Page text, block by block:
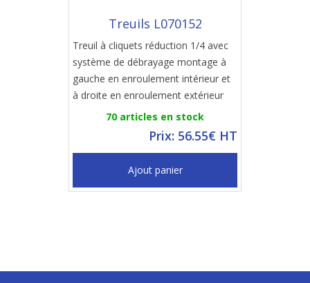
Treuils L070152
Treuil à cliquets réduction 1/4 avec
système de débrayage montage à
gauche en enroulement intérieur et
à droite en enroulement extérieur
70 articles en stock
Prix: 56.55€ HT
Ajout panier